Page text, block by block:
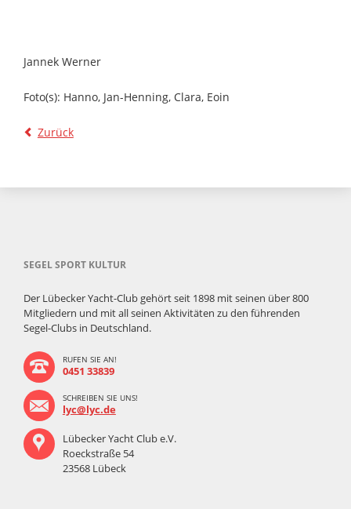
Jannek Werner
Foto(s): Hanno, Jan-Henning, Clara, Eoin
Zurück
SEGEL SPORT KULTUR
Der Lübecker Yacht-Club gehört seit 1898 mit seinen über 800
Mitgliedern und mit all seinen Aktivitäten zu den führenden
Segel-Clubs in Deutschland.
RUFEN SIE AN!
0451 33839
SCHREIBEN SIE UNS!
lyc@lyc.de
Lübecker Yacht Club e.V.
Roeckstraße 54
23568 Lübeck